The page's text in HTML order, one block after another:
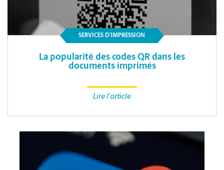
SERVICES D’IMPRESSION
La popularité des codes QR dans les
documents imprimés
Lire l'article